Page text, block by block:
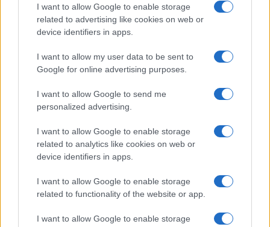
I want to allow Google to enable storage
related to advertising like cookies on web or
device identifiers in apps.
I want to allow my user data to be sent to
Google for online advertising purposes.
I want to allow Google to send me
personalized advertising.
I want to allow Google to enable storage
related to analytics like cookies on web or
device identifiers in apps.
I want to allow Google to enable storage
related to functionality of the website or app.
I want to allow Google to enable storage
criptomoedas já quebraram seus recordes históricos,
enquanto outras estão aumentando continuamente. Este
pode ser um ótimo momento para investir em moedas
alternativas, que também incluem o token URUS. No
entanto, essa indicação de uma temporada alternativa é
meramente baseada em especulação, por isso é
aconselhável usar uma variedade de indicadores técnicos
antes de investir em qualquer cripto ativo.
Giorgia Stromeo